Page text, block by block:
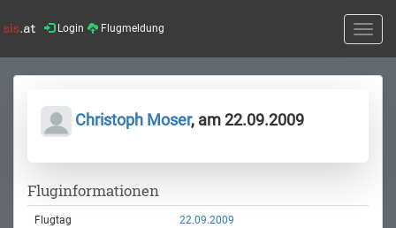
Login Flugmeldung
Toggle
Christoph Moser, am 22.09.2009
Fluginformationen
Flugtag 22.09.2009